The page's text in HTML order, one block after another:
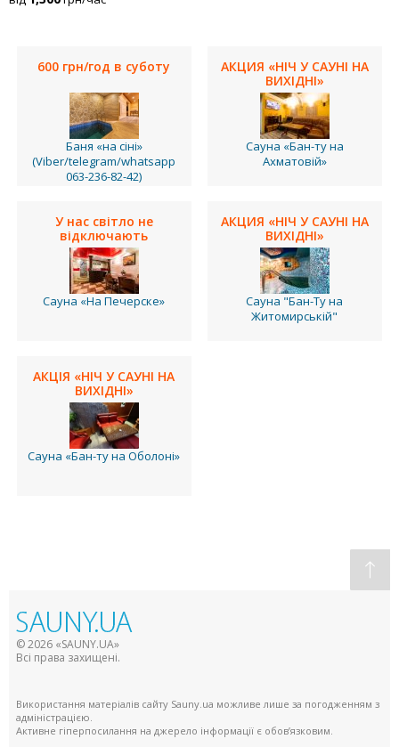
600 грн/год в суботу
Баня «на сіні»
(Viber/telegram/whatsapp
063-236-82-42)
АКЦИЯ «НІЧ У САУНІ НА
ВИХІДНІ»
Сауна «Бан-ту на
Ахматовій»
У нас світло не
відключають
Сауна «На Печерске»
АКЦИЯ «НІЧ У САУНІ НА
ВИХІДНІ»
Сауна "Бан-Ту на
Житомирській"
АКЦІЯ «НІЧ У САУНІ НА
ВИХІДНІ»
Сауна «Бан-ту на Оболоні»
© 2026 «SAUNY.UA»
Всі права захищені.
Використання матеріалів сайту Sauny.ua можливе лише за погодженням з
адміністрацією.
Активне гіперпосилання на джерело інформації є обов’язковим.